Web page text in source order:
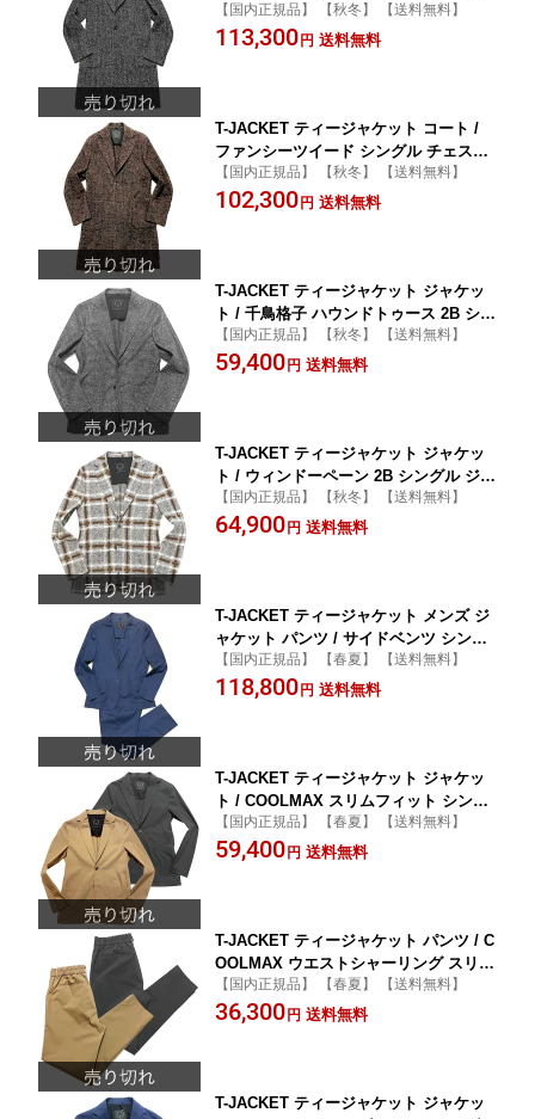
ールドコート チェスターコート ホワイ
ト × ブラック / メンズ イタリア ビジネ
【国内正規品】 【秋冬】 【送料無料】
113,300 円 送料無料
T-JACKET ティージャケット コート /
ファンシーツイード シングル チェスタ
ーフィールドコート チェスターコート
ブラウン × ブラック / メンズ イタリア
【国内正規品】 【秋冬】 【送料無料】
102,300 円 送料無料
T-JACKET ティージャケット ジャケッ
ト / 千鳥格子 ハウンドトゥース 2B シン
グル ニットジャケット グレー / メンズ
イタリア ビジネス カジュアル 秋 冬 / 1
【国内正規品】 【秋冬】 【送料無料】
59,400 円 送料無料
T-JACKET ティージャケット ジャケッ
ト / ウィンドーペーン 2B シングル ジャ
ージージャケット ブラウン / メンズ イ
タリア ビジネス カジュアル 秋 冬 / 156
【国内正規品】 【秋冬】 【送料無料】
64,900 円 送料無料
T-JACKET ティージャケット メンズ ジ
ャケット パンツ / サイドベンツ シング
ル 2B セットアップ スーツ / イタリア
カジュアル 春 夏
【国内正規品】 【春夏】 【送料無料】
118,800 円 送料無料
T-JACKET ティージャケット ジャケッ
ト / COOLMAX スリムフィット シング
ル 2B セットアップジャケット / メンズ
イタリア カジュアル 春 夏 / 81710003
【国内正規品】 【春夏】 【送料無料】
59,400 円 送料無料
T-JACKET ティージャケット パンツ / C
OOLMAX ウエストシャーリング スリム
フィット ノープリーツ セットアップパ
ンツ / メンズ イタリア カジュアル 春 夏
【国内正規品】 【春夏】 【送料無料】
36,300 円 送料無料
T-JACKET ティージャケット ジャケッ